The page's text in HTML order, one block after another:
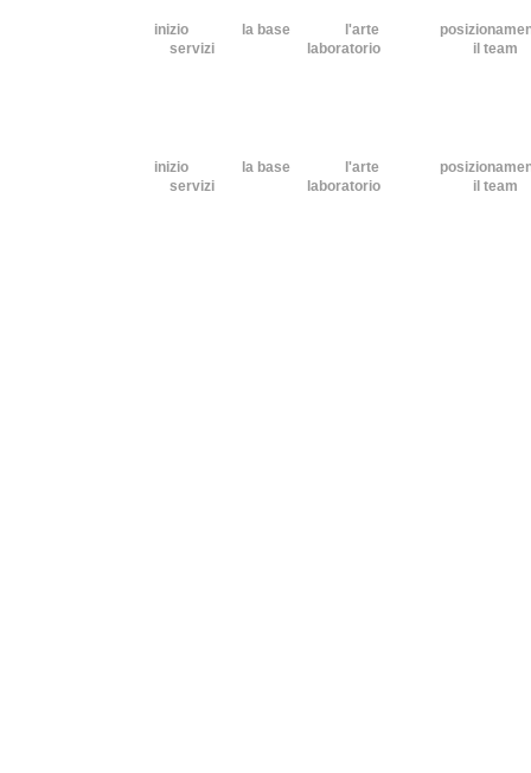
inizio la base l'arte
servizi
laboratorio il team
inizio la base l'arte
servizi
laboratorio il team